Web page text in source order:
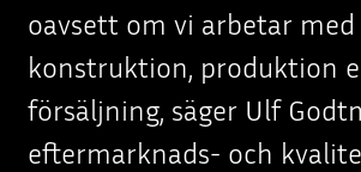
oavsett om vi arbetar med
konstruktion, produktion
försäljning, säger Ulf
eftermarknads- och